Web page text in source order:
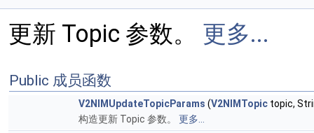
更新 Topic 参数。 更多...
Public 成员函数
V2NIMUpdateTopicParams (V2NIMTopic topic,
构造更新 Topic 参数。 更多...